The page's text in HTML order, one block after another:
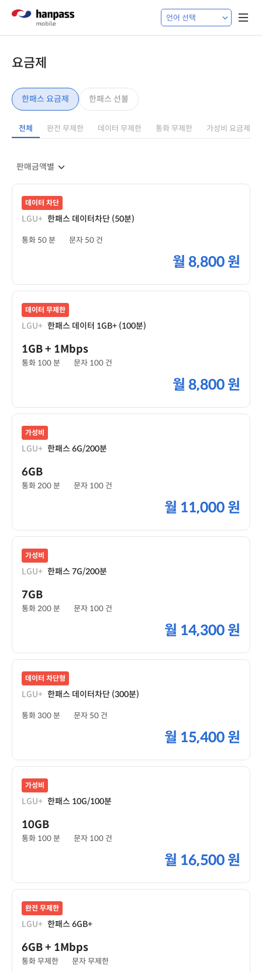
요금제
한패스 요금제 한패스 선불
전체 완전 무제한 데이터 무제한 통화 무제한 가성비 요금제
데이터 차단
LGU+ 한패스 데이터차단 (50분)
통화 50 분 문자 50 건
월 8,800 원
데이터 무제한
LGU+ 한패스 데이터 1GB+ (100분)
1GB+ 1Mbps
통화 100 분 문자 100 건
월 8,800 원
가성비
LGU+ 한패스 6G/200분
6GB
통화 200 분 문자 100 건
월 11,000 원
가성비
LGU+ 한패스 7G/200분
7GB
통화 200 분 문자 100 건
월 14,300 원
데이터 차단형
LGU+ 한패스 데이터차단 (300분)
통화 300 분 문자 50 건
월 15,400 원
가성비
LGU+ 한패스 10G/100분
10GB
통화 100 분 문자 100 건
월 16,500 원
완전 무제한
LGU+ 한패스 6GB+
6GB+ 1Mbps
통화 무제한 문자 무제한